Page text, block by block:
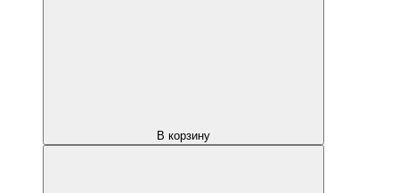
В корзину